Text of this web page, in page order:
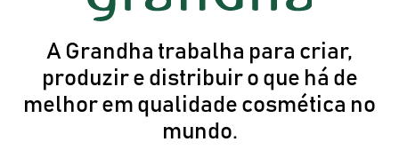
A Grandha trabalha para criar,
produzir e distribuir o que há de
melhor em qualidade cosmética no
mundo.